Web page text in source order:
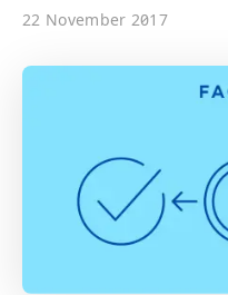
22 November 2017